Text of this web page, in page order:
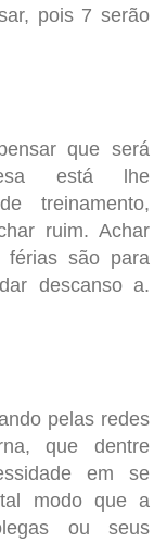
pois 7 serão
que será
está lhe
treinamento,
ruim. Achar
são para
descanso a.
pelas redes
que dentre
em se
modo que a
ou seus